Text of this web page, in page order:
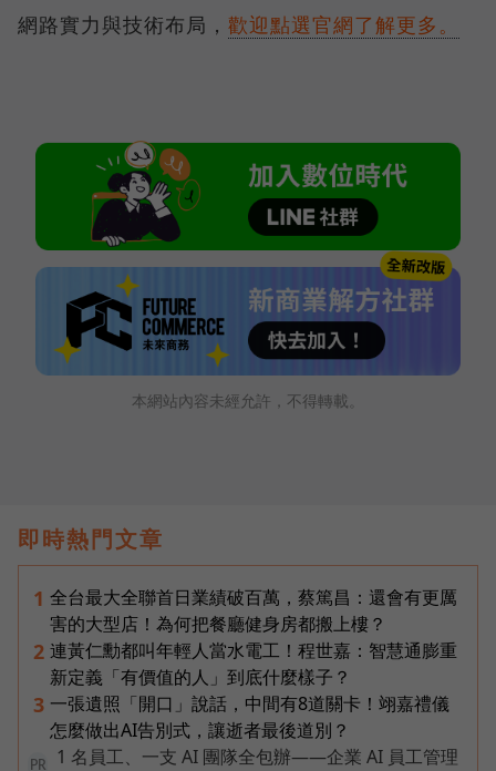
網路實力與技術布局， 歡迎點選官網了解更多。
本網站內容未經允許，不得轉載。
即時熱門文章
1 全台最大全聯首日業績破百萬，蔡篤昌：還會有更厲
害的大型店！為何把餐廳健身房都搬上樓？
2 連黃仁勳都叫年輕人當水電工！程世嘉：智慧通膨重
新定義「有價值的人」到底什麼樣子？
3 一張遺照「開口」說話，中間有8道關卡！翊嘉禮儀
怎麼做出AI告別式，讓逝者最後道別？
PR
1 名員工、一支 AI 團隊全包辦——企業 AI 員工管理